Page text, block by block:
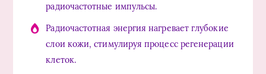
радиочастотные импульсы.
Радиочастотная энергия нагревает глубокие
слои кожи, стимулируя процесс регенерации
клеток.